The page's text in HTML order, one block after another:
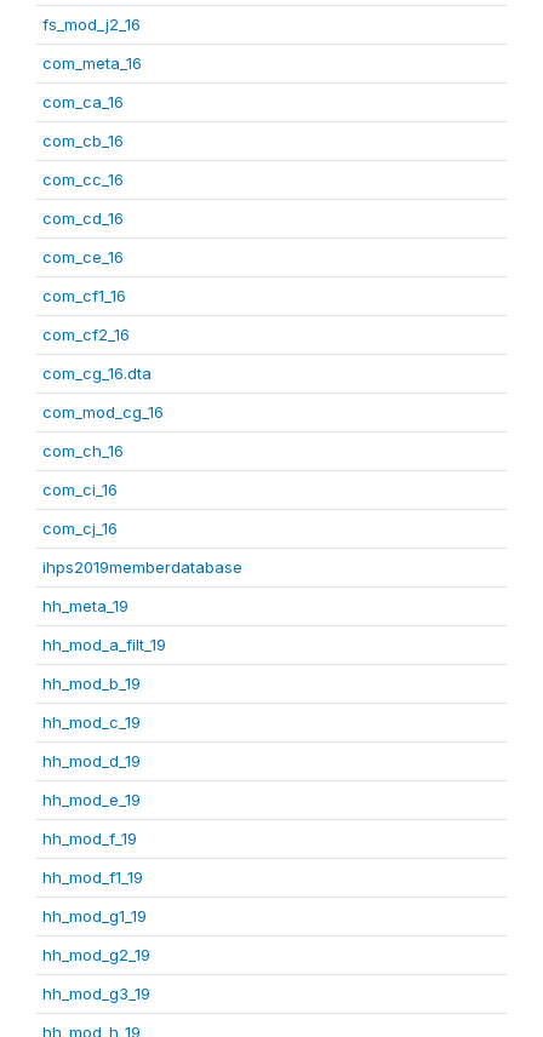
fs_mod_j2_16
com_meta_16
com_ca_16
com_cb_16
com_cc_16
com_cd_16
com_ce_16
com_cf1_16
com_cf2_16
com_cg_16.dta
com_mod_cg_16
com_ch_16
com_ci_16
com_cj_16
ihps2019memberdatabase
hh_meta_19
hh_mod_a_filt_19
hh_mod_b_19
hh_mod_c_19
hh_mod_d_19
hh_mod_e_19
hh_mod_f_19
hh_mod_f1_19
hh_mod_g1_19
hh_mod_g2_19
hh_mod_g3_19
hh_mod_h_19